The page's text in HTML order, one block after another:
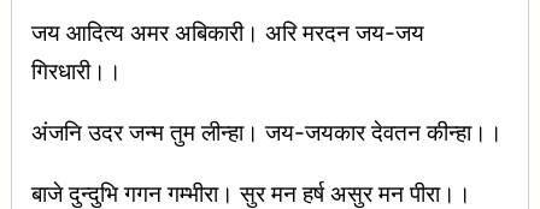
जय आदित्य अमर अबिकारी। अरि मरदन जय-जय
गिरधारी।।
अंजनि उदर जन्म तुम लीन्हा। जय-जयकार देवतन कीन्हा।।
बाजे दुन्दुभि गगन गम्भीरा। सुर मन हर्ष असुर मन पीरा।।